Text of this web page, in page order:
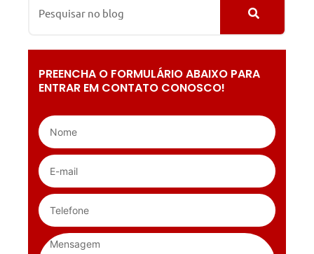
PREENCHA O FORMULÁRIO ABAIXO PARA
ENTRAR EM CONTATO CONOSCO!